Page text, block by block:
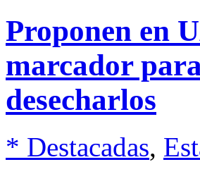
Proponen en
marcador
desecharlos
* Destacadas,